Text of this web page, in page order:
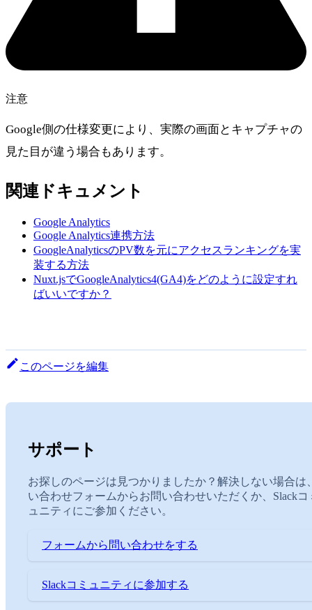
注意
Google側の仕様変更により、実際の画面とキャプチャの
見た目が違う場合もあります。
関連ドキュメント
Google Analytics
Google Analytics連携方法
GoogleAnalyticsのPV数を元にアクセスランキングを実
装する方法
Nuxt.jsでGoogleAnalytics4(GA4)をどのように設定すれ
ばいいですか？
このページを編集
サポート
お探しのページは見つかりましたか？解決しない場合は
い合わせフォームからお問い合わせいただくか、Slackコ
ュニティにご参加ください。
フォームから問い合わせをする
Slackコミュニティに参加する